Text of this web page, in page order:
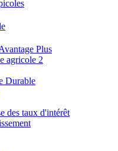
Plus
agricole 2
Durable
des taux d'intérêt